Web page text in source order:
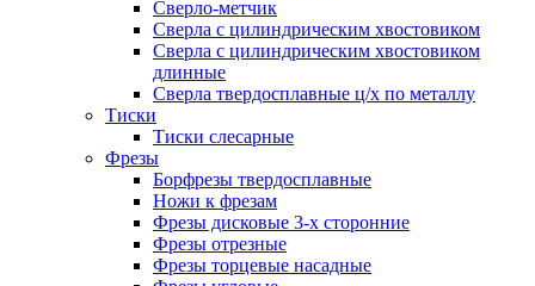
Сверло-метчик
Сверла с цилиндрическим хвостовиком
Сверла с цилиндрическим хвостовиком
длинные
Сверла твердосплавные ц/х по металлу
Тиски
Тиски слесарные
Фрезы
Борфрезы твердосплавные
Ножи к фрезам
Фрезы дисковые 3-х сторонние
Фрезы отрезные
Фрезы торцевые насадные